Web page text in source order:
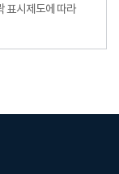
표시제도에 따라